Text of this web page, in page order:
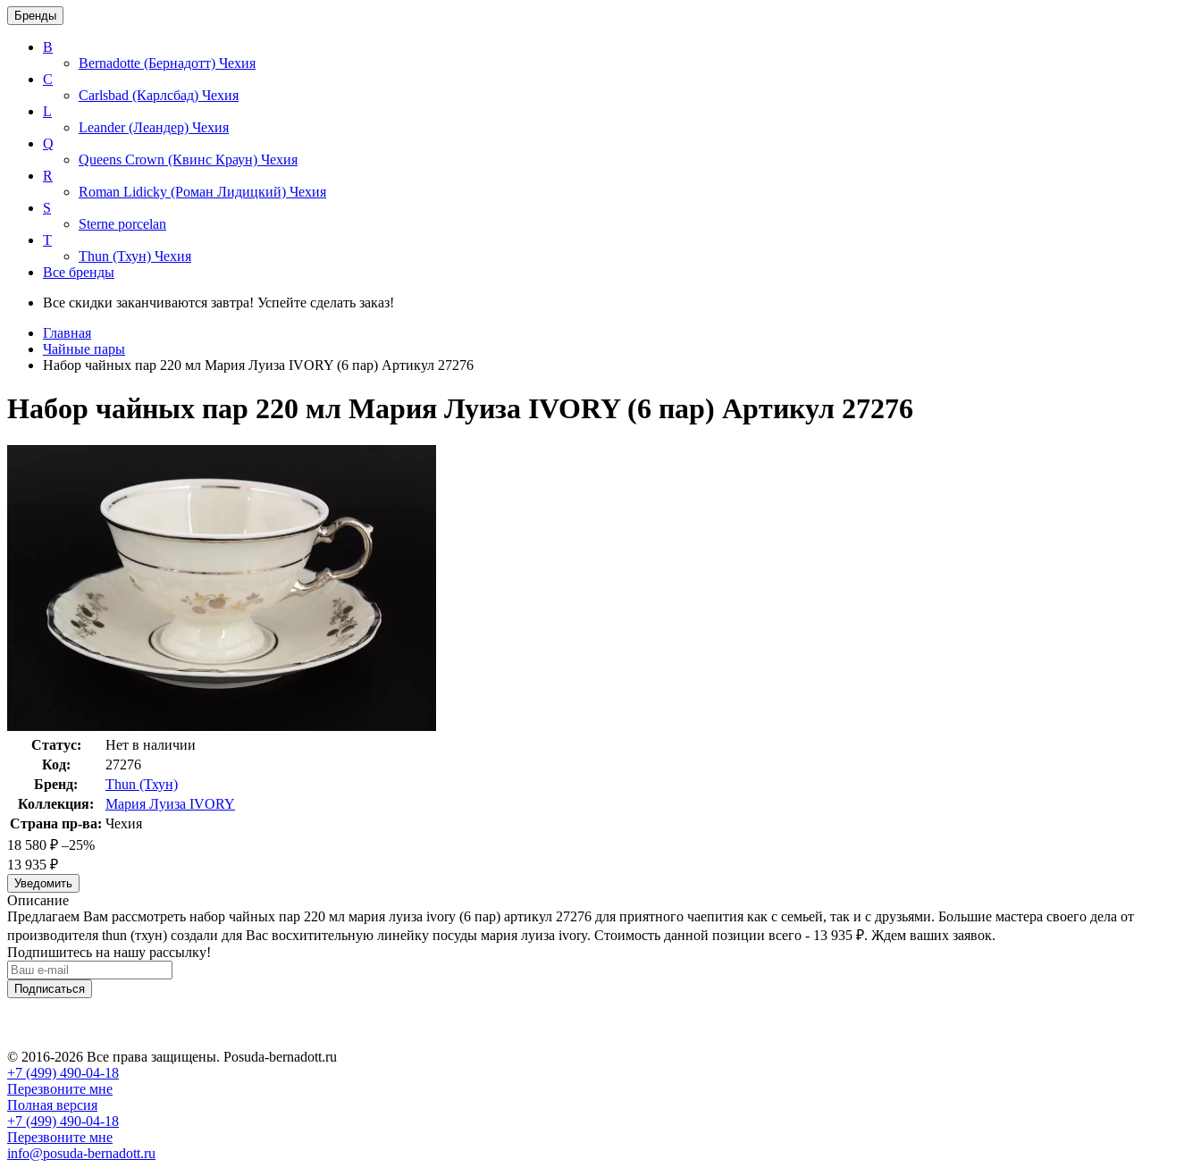
Бренды
B
Bernadotte (Бернадотт) Чехия
C
Carlsbad (Карлсбад) Чехия
L
Leander (Леандер) Чехия
Q
Queens Crown (Квинс Краун) Чехия
R
Roman Lidicky (Роман Лидицкий) Чехия
S
Sterne porcelan
T
Thun (Тхун) Чехия
Все бренды
Все скидки заканчиваются завтра! Успейте сделать заказ!
Главная
Чайные пары
Набор чайных пар 220 мл Мария Луиза IVORY (6 пар) Артикул 27276
Набор чайных пар 220 мл Мария Луиза IVORY (6 пар) Артикул 27276
Статус:
Нет в наличии
Код:
27276
Бренд:
Thun (Тхун)
Коллекция:
Мария Луиза IVORY
Страна пр-ва: Чехия
18 580 ₽ –25%
13 935 ₽
Уведомить
Описание
Предлагаем Вам рассмотреть набор чайных пар 220 мл мария луиза ivory (6 пар) артикул 27276 для приятного чаепития как с семьей, так и с друзьями. Большие мастера своего дела от
производителя thun (тхун) создали для Вас восхитительную линейку посуды мария луиза ivory. Стоимость данной позиции всего - 13 935 ₽. Ждем ваших заявок.
Подпишитесь на нашу рассылку!
Подписаться
© 2016-2026 Все права защищены. Posuda-bernadott.ru
+7 (499) 490-04-18
Перезвоните мне
Полная версия
+7 (499) 490-04-18
Перезвоните мне
info@posuda-bernadott.ru